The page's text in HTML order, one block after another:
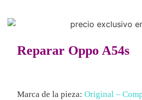
Reparar Oppo A54s
Marca de la pieza: Original –